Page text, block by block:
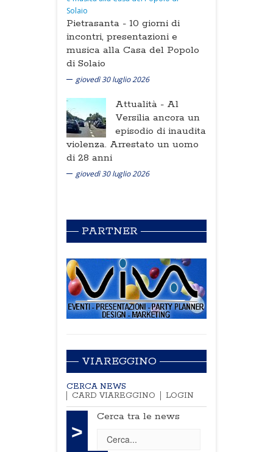
Pietrasanta - 10 giorni di
incontri, presentazioni e
musica alla Casa del Popolo
di Solaio
giovedì 30 luglio 2026
Attualità - Al
Versilia ancora un
episodio di inaudita
violenza. Arrestato un uomo
di 28 anni
giovedì 30 luglio 2026
PARTNER
VIAREGGINO
CERCA NEWS
CARD VIAREGGINO
LOGIN
>
Cerca tra le news